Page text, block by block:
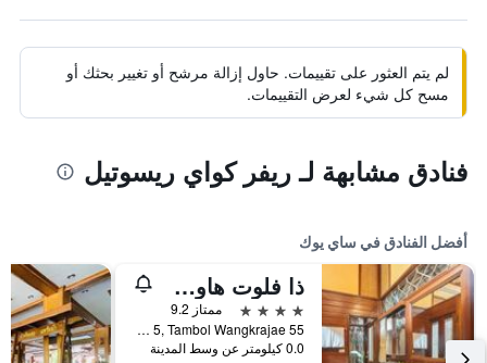
لم يتم العثور على تقييمات. حاول إزالة مرشح أو تغيير بحثك أو
مسح كل شيء لعرض التقييمات.
فنادق مشابهة لـ ريفر كواي ريسوتيل
أفضل الفنادق في ساي يوك
ذا فلوت هاوس ريفر كواي
4 نجوم
ممتاز 9.2
55 Moo 5, Tambol Wangkrajae, ساي يوك, تايلاند
0.0 كيلومتر عن وسط المدينة